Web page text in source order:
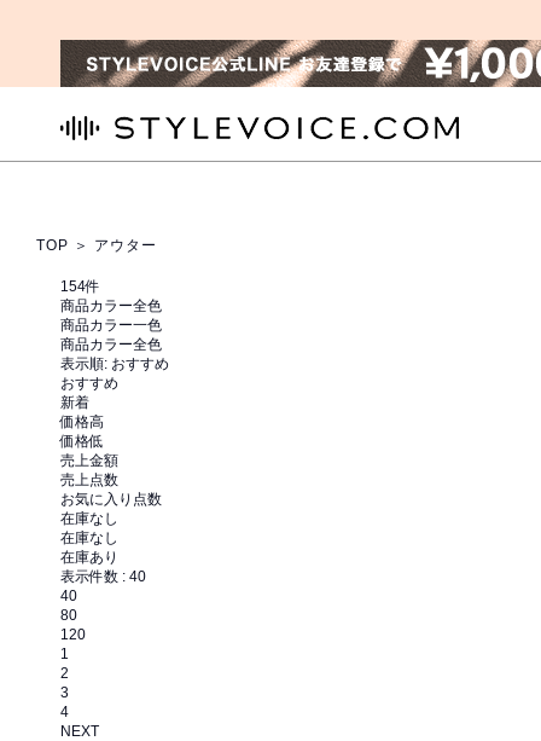
TOP ＞ アウター
154件
商品カラー全色
商品カラー一色
商品カラー全色
表示順: おすすめ
おすすめ
新着
価格高
価格低
売上金額
売上点数
お気に入り点数
在庫なし
在庫なし
在庫あり
表示件数 : 40
40
80
120
1
2
3
4
NEXT